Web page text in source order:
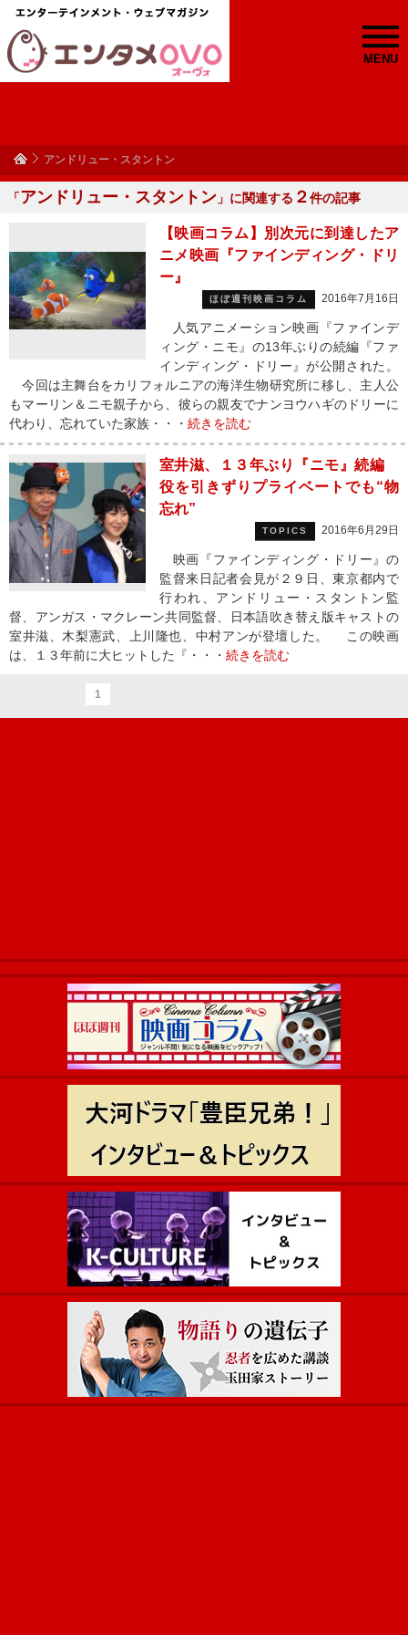
MENU
アンドリュー・スタントン
「アンドリュー・スタントン 」に関連する ２件の記事
【映画コラム】別次元に到達したア
ニメ映画『ファインディング・ドリ
ー』
ほぼ週刊映画コラム 2016年7月16日
人気アニメーション映画『ファインデ
ィング・ニモ』の13年ぶりの続編『ファ
インディング・ドリー』が公開された。
今回は主舞台をカリフォルニアの海洋生物研究所に移し、主人公
もマーリン＆ニモ親子から、彼らの親友でナンヨウハギのドリーに
代わり、忘れていた家族・・・ 続きを読む
室井滋、１３年ぶり『ニモ』続編
役を引きずりプライベートでも“物
忘れ”
TOPICS 2016年6月29日
映画『ファインディング・ドリー』の
監督来日記者会見が２９日、東京都内で
行われ、アンドリュー・スタントン監
督、アンガス・マクレーン共同監督、日本語吹き替え版キャストの
室井滋、木梨憲武、上川隆也、中村アンが登壇した。 この映画
は、１３年前に大ヒットした『・・・ 続きを読む
1